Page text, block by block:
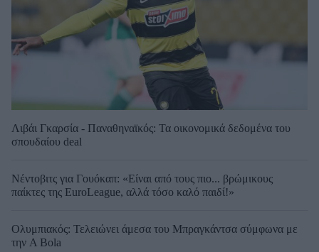
Λιβάι Γκαρσία - Παναθηναϊκός: Τα οικονομικά δεδομένα του
σπουδαίου deal
Νέντοβιτς για Γουόκαπ: «Είναι από τους πιο... βρώμικους
παίκτες της EuroLeague, αλλά τόσο καλό παιδί!»
Ολυμπιακός: Τελειώνει άμεσα του Μπραγκάντσα σύμφωνα με
την A Bola